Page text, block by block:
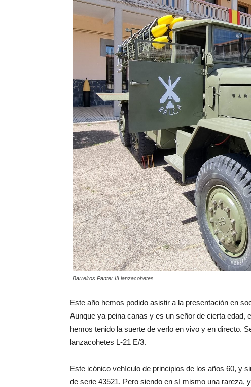
Barreiros Panter III lanzacohetes
Este año hemos podido asistir a la presentación en
Aunque ya peina canas y es un señor de cierta edad,
hemos tenido la suerte de verlo en vivo y en directo.
lanzacohetes L-21 E/3.
Este icónico vehículo de principios de los años 60, y
de serie 43521. Pero siendo en sí mismo una rareza,